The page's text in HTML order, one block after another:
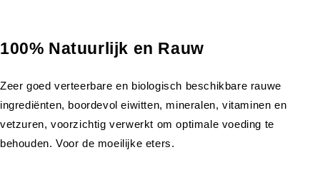
100% Natuurlijk en Rauw
Zeer goed verteerbare en biologisch beschikbare rauwe
ingrediënten, boordevol eiwitten, mineralen, vitaminen en
vetzuren, voorzichtig verwerkt om optimale voeding te
behouden. Voor de moeilijke eters.